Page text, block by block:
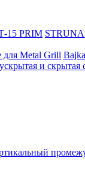
15 PRIM
Metal Grill
и скрытая